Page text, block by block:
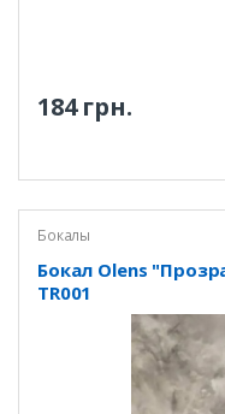
184 грн.
Бокалы
Бокал Olens
TR001